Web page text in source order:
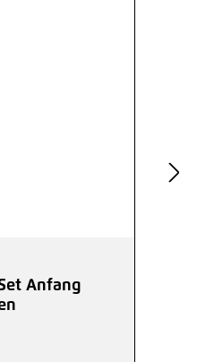
Anfang